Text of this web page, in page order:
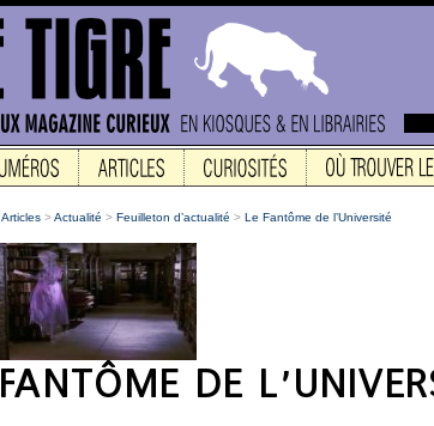
Articles >Actualité > Feuilleton d’actualité > Le Fantôme de l’Université